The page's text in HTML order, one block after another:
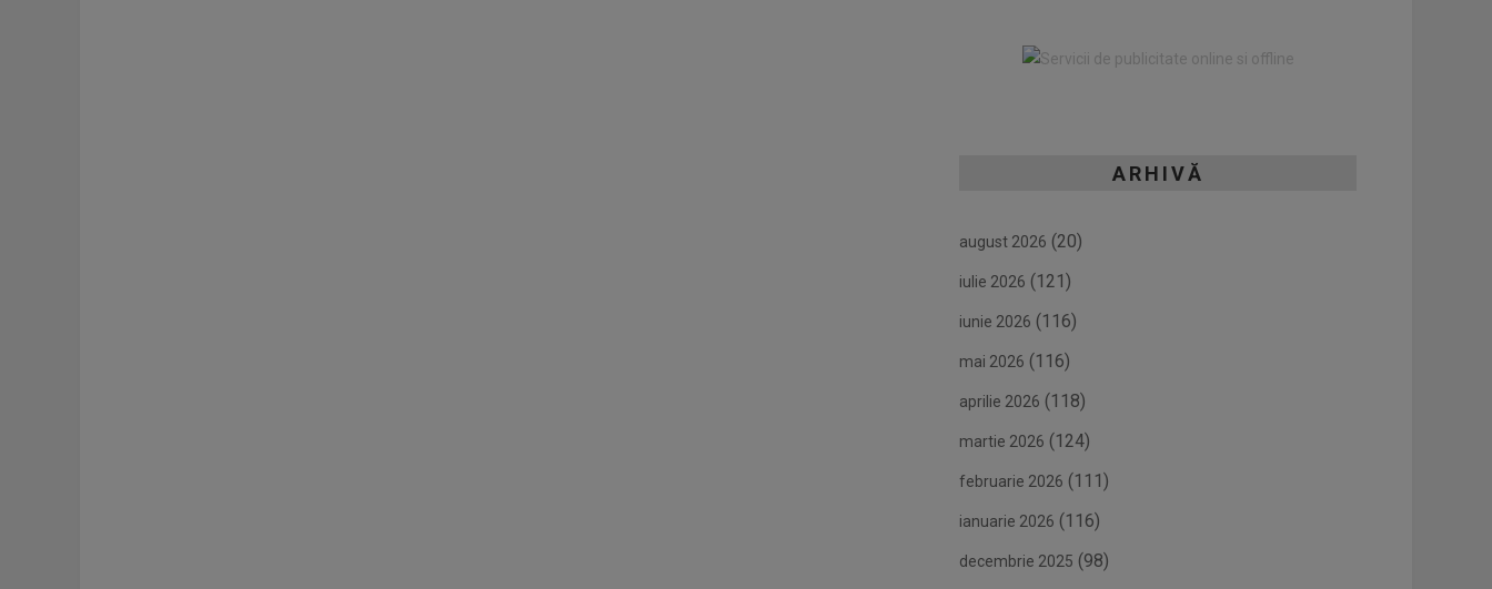
ARHIVĂ
august 2026 (20)
iulie 2026 (121)
iunie 2026 (116)
mai 2026 (116)
aprilie 2026 (118)
martie 2026 (124)
februarie 2026 (111)
ianuarie 2026 (116)
decembrie 2025 (98)